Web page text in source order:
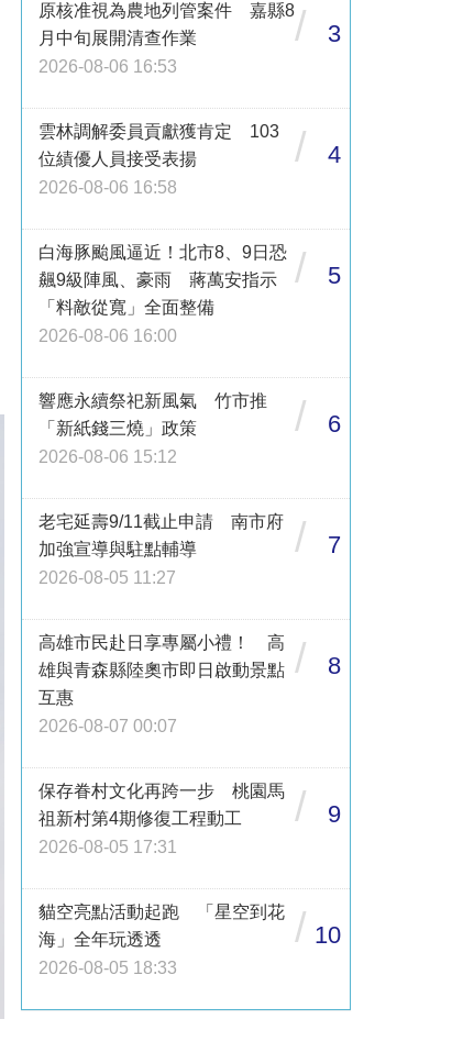
原核准視為農地列管案件 嘉縣8
月中旬展開清查作業
2026-08-06 16:53
/ 3
雲林調解委員貢獻獲肯定 103
位績優人員接受表揚
2026-08-06 16:58
/ 4
白海豚颱風逼近！北市8、9日恐
飆9級陣風、豪雨 蔣萬安指示
「料敵從寬」全面整備
2026-08-06 16:00
/ 5
響應永續祭祀新風氣 竹市推
「新紙錢三燒」政策
2026-08-06 15:12
/ 6
老宅延壽9/11截止申請 南市府
加強宣導與駐點輔導
2026-08-05 11:27
/ 7
高雄市民赴日享專屬小禮！ 高
雄與青森縣陸奧市即日啟動景點
互惠
2026-08-07 00:07
/ 8
保存眷村文化再跨一步 桃園馬
祖新村第4期修復工程動工
2026-08-05 17:31
/ 9
貓空亮點活動起跑 「星空到花
海」全年玩透透
2026-08-05 18:33
/ 10